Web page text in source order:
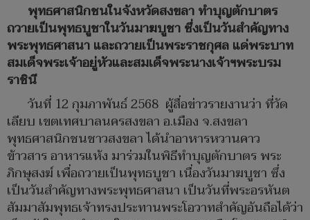
พุทธศาสนิกชนในจังหวัดสงขลา ทำบุญตักบาตร
ถวายเป็นพุทธบูชาในวันมาฆบูชา ซึ่งเป็นวันสำคัญทาง
พระพุทธศาสนา และถวายเป็นพระราชกุศล แด่พระบาท
สมเด็จพระเจ้าอยู่หัวและสมเด็จพระนางเจ้าฯพระบรม
ราชินี
วันที่ 12 กุมภาพันธ์ 2568 ผู้สื่อข่าวรายงานว่า ที่วัด
เลียบ เขตเทศบาลนครสงขลา อ.เมือง จ.สงขลา
พุทธศาสนิกชนชาวสงขลา ได้นำอาหารหวานคาว
ข้าวสาร อาหารแห้ง มาร่วมในพิธีทำบุญตักบาตร พระ
ภิกษุสงฆ์ เพื่อถวายเป็นพุทธบูชา เนื่องวันมาฆบูชา ซึ่ง
เป็นวันสำคัญทางพระพุทธศาสนา เป็นวันที่พระอรหันต
สัมมาสัมพุทธเจ้าทรงประทานพระโอวาทสำคัญอันถือได้ว่า